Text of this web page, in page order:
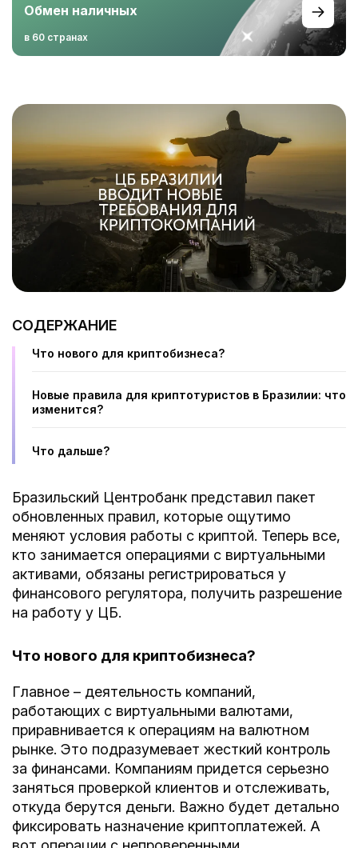
Обмен наличных
в 60 странах
СОДЕРЖАНИЕ
Что нового для криптобизнеса?
Новые правила для криптотуристов в Бразилии: что
изменится?
Что дальше?
Бразильский Центробанк представил пакет
обновленных правил, которые ощутимо
меняют условия работы с криптой. Теперь все,
кто занимается операциями с виртуальными
активами, обязаны регистрироваться у
финансового регулятора, получить разрешение
на работу у ЦБ.
Что нового для криптобизнеса?
Главное – деятельность компаний,
работающих с виртуальными валютами,
приравнивается к операциям на валютном
рынке. Это подразумевает жесткий контроль
за финансами. Компаниям придется серьезно
заняться проверкой клиентов и отслеживать,
откуда берутся деньги. Важно будет детально
фиксировать назначение криптоплатежей. А